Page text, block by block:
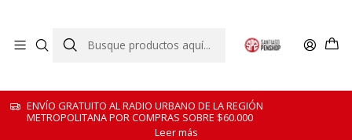
ENVÍO GRATUITO AL RADIO URBANO DE LA REGIÓN
METROPOLITANA POR COMPRAS SOBRE $60.000
Leer más